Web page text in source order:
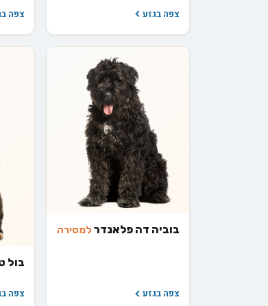
צפה בגזע צפה
בוביה דה פלאנדר למסירה
צפה בגזע
בול
צפה